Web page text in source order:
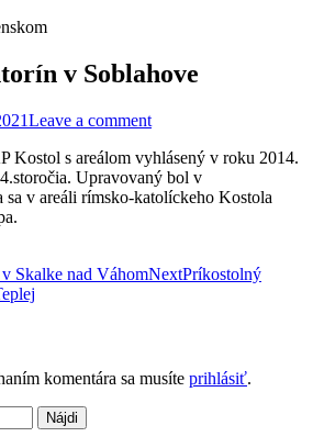
v Soblahove
Leave a comment
Kostol s areálom vyhlásený v roku 2014.
Upravovaný bol v
sa v areáli rímsko-katolíckeho Kostola
Skalke nad VáhomNextPríkostolný
komentára sa musíte prihlásiť.